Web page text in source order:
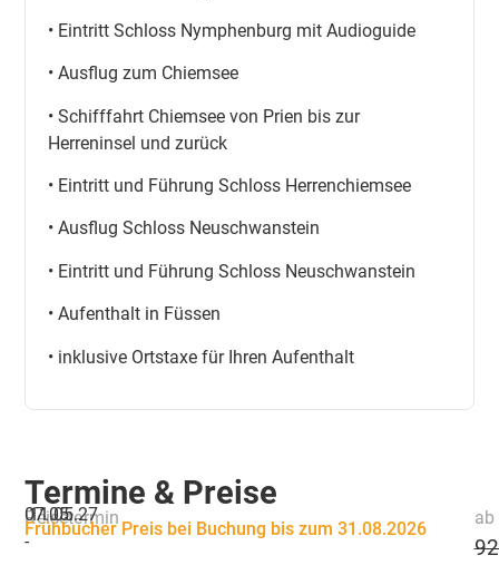
• Eintritt Schloss Nymphenburg mit Audioguide
• Ausflug zum Chiemsee
• Schifffahrt Chiemsee von Prien bis zur
Herreninsel und zurück
• Eintritt und Führung Schloss Herrenchiemsee
• Ausflug Schloss Neuschwanstein
• Eintritt und Führung Schloss Neuschwanstein
• Aufenthalt in Füssen
• inklusive Ortstaxe für Ihren Aufenthalt
Termine & Preise
Reisetermin
07.05.
-
11.05.27
Frühbucher Preis bei Buchung bis zum 31.08.2026
ab